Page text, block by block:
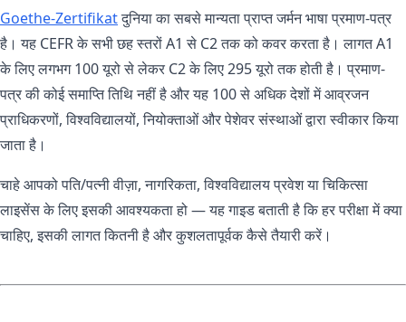
Goethe-Zertifikatदुनिया का सबसे मान्यता प्राप्त जर्मन भाषा प्रमाण-पत्र
है। यह CEFR के सभी छह स्तरों A1 से C2 तक को कवर करता है। लागत A1
के लिए लगभग 100 यूरो से लेकर C2 के लिए 295 यूरो तक होती है। प्रमाण-
पत्र की कोई समाप्ति तिथि नहीं है और यह 100 से अधिक देशों में आव्रजन
प्राधिकरणों, विश्वविद्यालयों, नियोक्ताओं और पेशेवर संस्थाओं द्वारा स्वीकार किया
जाता है।
चाहे आपको पति/पत्नी वीज़ा, नागरिकता, विश्वविद्यालय प्रवेश या चिकित्सा
लाइसेंस के लिए इसकी आवश्यकता हो — यह गाइड बताती है कि हर परीक्षा में क्या
चाहिए, इसकी लागत कितनी है और कुशलतापूर्वक कैसे तैयारी करें।